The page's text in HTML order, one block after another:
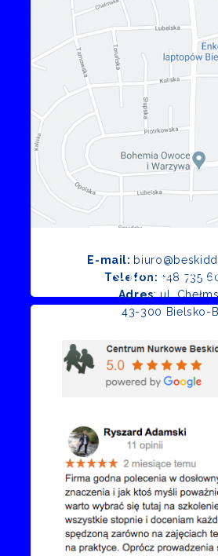
E-mail:
Telefon: +48 735
Adres: ul.
43-300 Bielsko-
Opinie